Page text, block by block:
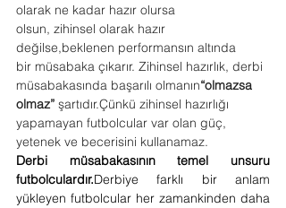
olarak ne kadar hazır olursa
olsun, zihinsel olarak hazır
değilse,beklenen performansın altında
bir müsabaka çıkarır. Zihinsel hazırlık, derbi
müsabakasında başarılı olmanın“olmazsa
olmaz” şartıdır.Çünkü zihinsel hazırlığı
yapamayan futbolcular var olan güç,
yetenek ve becerisini kullanamaz.
Derbi müsabakasının temel unsuru
futbolculardır.Derbiye farklı bir anlam
yükleyen futbolcular her zamankinden daha